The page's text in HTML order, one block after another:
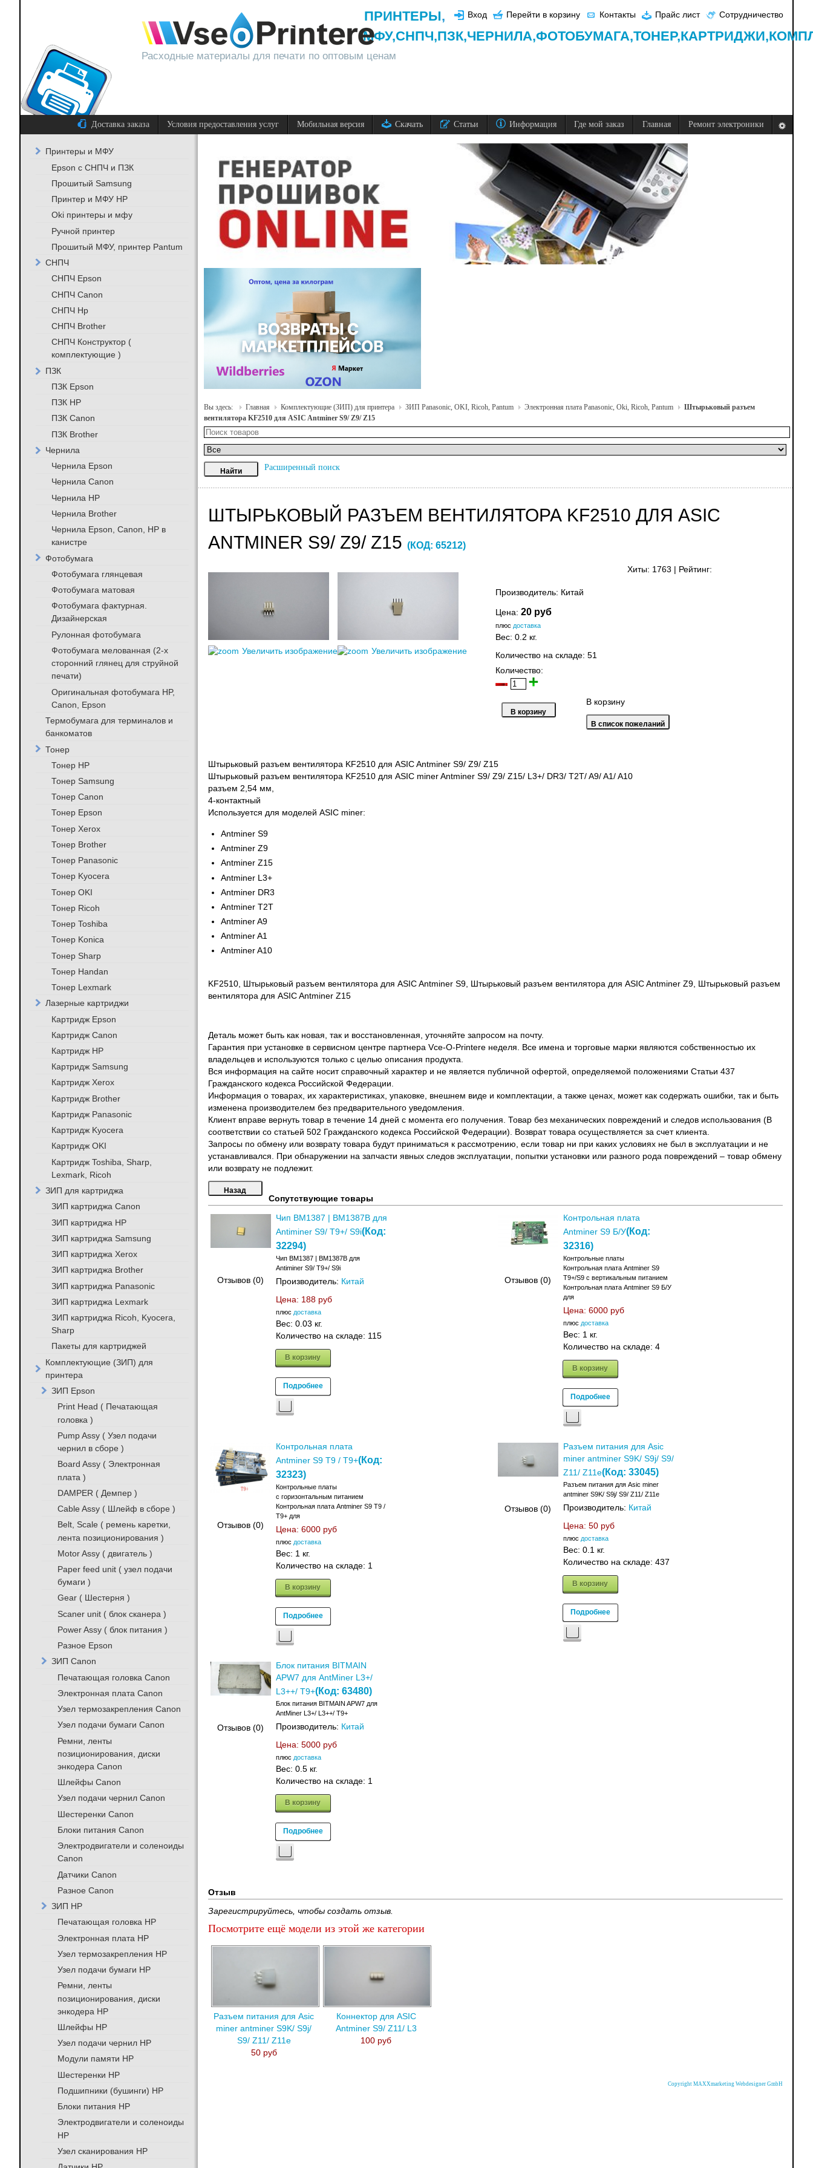
Расходные материалы для печати по оптовым ценам
Вход Перейти в корзину Контакты Прайс лист Сотрудничество
ПРИНТЕРЫ,
МФУ,СНПЧ,ПЗК,ЧЕРНИЛА,ФОТОБУМАГА,ТОНЕР,КАРТРИДЖИ,
Доставка заказа Условия предоставления услуг Мобильная версия Скачать Статьи Информация Где мой заказ Главная Ремонт электроники
Вы здесь: Главная Комплектующие (ЗИП) для принтера ЗИП Panasonic, OKI, Ricoh, Pantum Электронная плата Panasonic, Oki, Ricoh, Pantum
Штырьковый разъем
вентилятора KF2510 для ASIC Antminer S9/ Z9/ Z15
Расширенный поиск
ШТЫРЬКОВЫЙ РАЗЪЕМ ВЕНТИЛЯТОРА KF2510 ДЛЯ ASIC
ANTMINER S9/ Z9/ Z15 (КОД: 65212)
Хиты: 1763 Рейтинг:
Увеличить изображение Увеличить изображение
Производитель: Китай
Цена: 20 руб
плюс доставка
Вес: 0.2 кг.
Количество на складе: 51
Количество:
В корзину
Штырьковый разъем вентилятора KF2510 для ASIC Antminer S9/ Z9/ Z15
Штырьковый разъем вентилятора KF2510 для ASIC miner Antminer S9/ Z9/ Z15/ L3+/ DR3/ T2T/ A9/ A1/ A10
разъем 2,54 мм,
4-контактный
Используется для моделей ASIC miner:
Antminer S9
Antminer Z9
Antminer Z15
Antminer L3+
Antminer DR3
Antminer T2T
Antminer A9
Antminer A1
Antminer A10
KF2510, Штырьковый разъем вентилятора для ASIC Antminer S9, Штырьковый разъем вентилятора для ASIC Antminer Z9, Штырьковый разъем
вентилятора для ASIC Antminer Z15
Деталь может быть как новая, так и восстановленная, уточняйте запросом на почту.
Гарантия при установке в сервисном центре партнера Vce-O-Printere неделя. Все имена и торговые марки являются собственностью их
владельцев и используются только с целью описания продукта.
Вся информация на сайте носит справочный характер и не является публичной офертой, определяемой положениями Статьи 437
Гражданского кодекса Российской Федерации.
Информация о товарах, их характеристиках, упаковке, внешнем виде и комплектации, а также ценах, может как содержать ошибки, так и быть
изменена производителем без предварительного уведомления.
Клиент вправе вернуть товар в течение 14 дней с момента его получения. Товар без механических повреждений и следов использования (В
соответствии со статьей 502 Гражданского кодекса Российской Федерации). Возврат товара осуществляется за счет клиента.
Запросы по обмену или возврату товара будут приниматься к рассмотрению, если товар ни при каких условиях не был в эксплуатации и не
устанавливался. При обнаружении на запчасти явных следов эксплуатации, попытки установки или разного рода повреждений – товар обмену
или возврату не подлежит.
Сопутствующие товары
Отзывов (0)
Чип BM1387 | BM1387B для
Antiminer S9/ T9+/ S9i(Код:
32294)
Чип BM1387 | BM1387B для
Antiminer S9/ T9+/ S9i
Производитель: Китай
Цена: 188 руб
плюс доставка
Вес: 0.03 кг.
Количество на складе: 115
В корзину
Подробнее
Отзывов (0)
Контрольная плата
Antminer S9 Б/У(Код:
32316)
Контрольные платы
Контрольная плата Antminer S9
T9+/S9 с вертикальным питанием
Контрольная плата Antminer S9 Б/У
для
Цена: 6000 руб
плюс доставка
Вес: 1 кг.
Количество на складе: 4
В корзину
Подробнее
Отзывов (0)
Контрольная плата
Antminer S9 T9 / T9+(Код:
32323)
Контрольные платы
с горизонтальным питанием
Контрольная плата Antminer S9 T9 /
T9+ для
Цена: 6000 руб
плюс доставка
Вес: 1 кг.
Количество на складе: 1
В корзину
Подробнее
Отзывов (0)
Разъем питания для Asic
miner antminer S9K/ S9j/ S9/
Z11/ Z11e(Код: 33045)
Разъем питания для Asic miner
antminer S9K/ S9j/ S9/ Z11/ Z11e
Производитель: Китай
Цена: 50 руб
плюс доставка
Вес: 0.1 кг.
Количество на складе: 437
В корзину
Подробнее
Отзывов (0)
Блок питания BITMAIN
APW7 для AntMiner L3+/
L3++/ T9+(Код: 63480)
Блок питания BITMAIN APW7 для
AntMiner L3+/ L3++/ T9+
Производитель: Китай
Цена: 5000 руб
плюс доставка
Вес: 0.5 кг.
Количество на складе: 1
В корзину
Подробнее
Отзыв
Зарегистрируйтесь, чтобы создать отзыв.
Посмотрите ещё модели из этой же категории
Разъем питания для Asic
miner antminer S9K/ S9j/
S9/ Z11/ Z11e
50 руб
Коннектор для ASIC
Antminer S9/ Z11/ L3
100 руб
Copyright MAXXmarketing Webdesigner GmbH
Принтеры и МФУ
Epson с СНПЧ и ПЗК
Прошитый Samsung
Принтер и МФУ HP
Oki принтеры и мфу
Ручной принтер
Прошитый МФУ, принтер Pantum
СНПЧ
СНПЧ Epson
СНПЧ Canon
СНПЧ Hp
СНПЧ Brother
СНПЧ Конструктор (
комплектующие )
ПЗК
ПЗК Epson
ПЗК HP
ПЗК Canon
ПЗК Brother
Чернила
Чернила Epson
Чернила Canon
Чернила HP
Чернила Brother
Чернила Epson, Canon, HP в
канистре
Фотобумага
Фотобумага глянцевая
Фотобумага матовая
Фотобумага фактурная.
Дизайнерская
Рулонная фотобумага
Фотобумага мелованная (2-х
сторонний глянец для струйной
печати)
Оригинальная фотобумага HP,
Canon, Epson
Термобумага для терминалов и
банкоматов
Тонер
Тонер HP
Тонер Samsung
Тонер Canon
Тонер Epson
Тонер Xerox
Тонер Brother
Тонер Panasonic
Тонер Kyocera
Тонер OKI
Тонер Ricoh
Тонер Toshiba
Тонер Konica
Тонер Sharp
Тонер Handan
Тонер Lexmark
Лазерные картриджи
Картридж Epson
Картридж Canon
Картридж HP
Картридж Samsung
Картридж Xerox
Картридж Brother
Картридж Panasonic
Картридж Kyocera
Картридж OKI
Картридж Toshiba, Sharp,
Lexmark, Ricoh
ЗИП для картриджа
ЗИП картриджа Canon
ЗИП картриджа HP
ЗИП картриджа Samsung
ЗИП картриджа Xerox
ЗИП картриджа Brother
ЗИП картриджа Panasonic
ЗИП картриджа Lexmark
ЗИП картриджа Ricoh, Kyocera,
Sharp
Пакеты для картриджей
Комплектующие (ЗИП) для
принтера
ЗИП Epson
Print Head ( Печатающая
головка )
Pump Assy ( Узел подачи
чернил в сборе )
Board Assy ( Электронная
плата )
DAMPER ( Демпер )
Cable Assy ( Шлейф в сборе )
Belt, Scale ( ремень каретки,
лента позиционирования )
Motor Assy ( двигатель )
Paper feed unit ( узел подачи
бумаги )
Gear ( Шестерня )
Scaner unit ( блок сканера )
Power Assy ( блок питания )
Разное Epson
ЗИП Canon
Печатающая головка Canon
Электронная плата Canon
Узел термозакрепления Canon
Узел подачи бумаги Canon
Ремни, ленты
позиционирования, диски
энкодера Canon
Шлейфы Canon
Узел подачи чернил Canon
Шестеренки Canon
Блоки питания Canon
Электродвигатели и соленоиды
Canon
Датчики Canon
Разное Canon
ЗИП HP
Печатающая головка HP
Электронная плата HP
Узел термозакрепления HP
Узел подачи бумаги HP
Ремни, ленты
позиционирования, диски
энкодера HP
Шлейфы HP
Узел подачи чернил HP
Модули памяти HP
Шестеренки HP
Подшипники (бушинги) HP
Блоки питания HP
Электродвигатели и соленоиды
HP
Узел сканирования HP